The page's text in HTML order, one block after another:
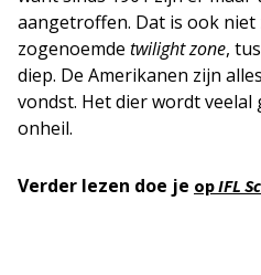
aangetroffen. Dat is ook niet
zogenoemde twilight zone,
diep. De Amerikanen zijn
vondst. Het dier wordt veelal
onheil.
Verder lezen doe je opIFL